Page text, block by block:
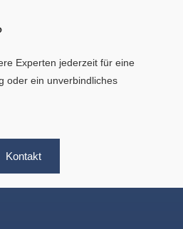
Experten jederzeit für eine
oder ein unverbindliches
Kontakt